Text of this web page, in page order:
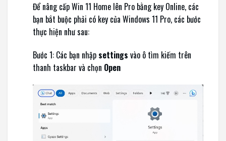
Để nâng cấp Win 11 Home lên Pro bằng key Online, các
bạn bắt buộc phải có key của Windows 11 Pro, các bước
thực hiện như sau:
Bước 1: Các bạn nhập settings vào ô tìm kiếm trên
thanh taskbar và chọn Open